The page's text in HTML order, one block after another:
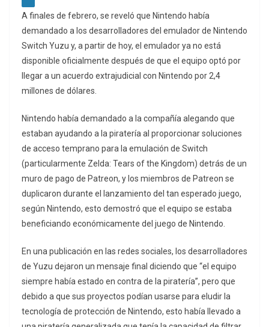
A finales de febrero, se reveló que Nintendo había
demandado a los desarrolladores del emulador de Nintendo
Switch Yuzu y, a partir de hoy, el emulador ya no está
disponible oficialmente después de que el equipo optó por
llegar a un acuerdo extrajudicial con Nintendo por 2,4
millones de dólares.
Nintendo había demandado a la compañía alegando que
estaban ayudando a la piratería al proporcionar soluciones
de acceso temprano para la emulación de Switch
(particularmente Zelda: Tears of the Kingdom) detrás de un
muro de pago de Patreon, y los miembros de Patreon se
duplicaron durante el lanzamiento del tan esperado juego,
según Nintendo, esto demostró que el equipo se estaba
beneficiando económicamente del juego de Nintendo.
En una publicación en las redes sociales, los desarrolladores
de Yuzu dejaron un mensaje final diciendo que “el equipo
siempre había estado en contra de la piratería”, pero que
debido a que sus proyectos podían usarse para eludir la
tecnología de protección de Nintendo, esto había llevado a